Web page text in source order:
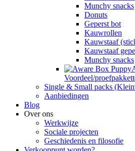
Munchy snacks
Donuts
Geperst bot
Kauwrollen
Kauwstaaf
Kauwstaaf
Munchy snacks
Voordeel/
Single & Small packs
Aanbiedingen
Blog
Over ons
Werkwijze
Sociale projecten
Geschiedenis en filosofie